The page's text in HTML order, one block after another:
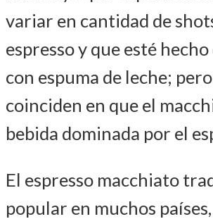
variar en cantidad de
espresso y que esté
con espuma de leche;
coinciden en que el
bebida dominada por el
El espresso macchiato
popular en muchos